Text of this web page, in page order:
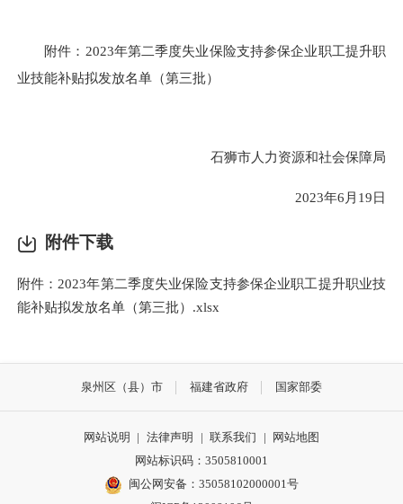
附件：2023年第二季度失业保险支持参保企业职工提升职
业技能补贴拟发放名单（第三批）
石狮市人力资源和社会保障局
2023年6月19日
附件下载
附件：2023年第二季度失业保险支持参保企业职工提升职业技
能补贴拟发放名单（第三批）.xlsx
泉州区（县）市 福建省政府 国家部委
网站说明 | 法律声明 | 联系我们 | 网站地图
网站标识码：3505810001
闽公网安备：35058102000001号